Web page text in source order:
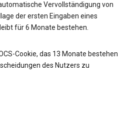
Vervollständigung von
der ersten Eingaben eines
für 6 Monate bestehen.
Cookie, das 13 Monate bestehen
des Nutzers zu